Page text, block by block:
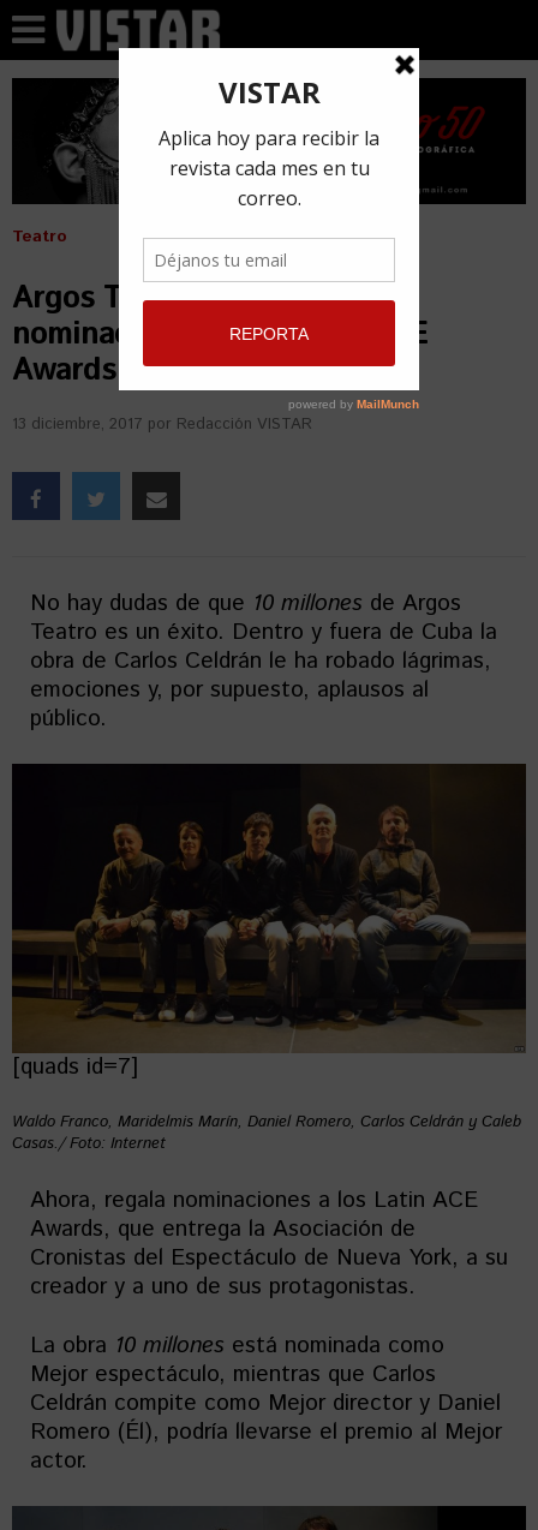
Teatro
Argos Teatro tiene varias
nominaciones a los Latin ACE
Awards
13 diciembre, 2017 por Redacción VISTAR
No hay dudas de que 10 millones de Argos
Teatro es un éxito. Dentro y fuera de Cuba la
obra de Carlos Celdrán le ha robado lágrimas,
emociones y, por supuesto, aplausos al
público.
[quads id=7]
Waldo Franco, Maridelmis Marín, Daniel Romero, Carlos Celdrán y Caleb
Casas./ Foto: Internet
Ahora, regala nominaciones a los Latin ACE
Awards, que entrega la Asociación de
Cronistas del Espectáculo de Nueva York, a su
creador y a uno de sus protagonistas.
La obra 10 millones está nominada como
Mejor espectáculo, mientras que Carlos
Celdrán compite como Mejor director y Daniel
Romero (Él), podría llevarse el premio al Mejor
actor.